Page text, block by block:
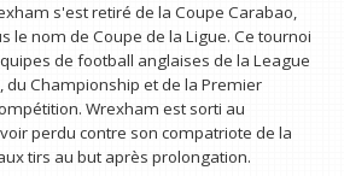
s'est retiré de la Coupe Carabao,
le nom de Coupe de la Ligue. Ce tournoi
de football anglaises de la League
du Championship et de la Premier
Wrexham est sorti au
perdu contre son compatriote de la
tirs au but après prolongation.